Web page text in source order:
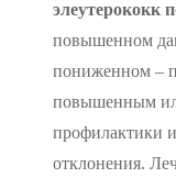
элеутерококк
повышенном
пониженном –
повышенным
профилактики
отклонения.